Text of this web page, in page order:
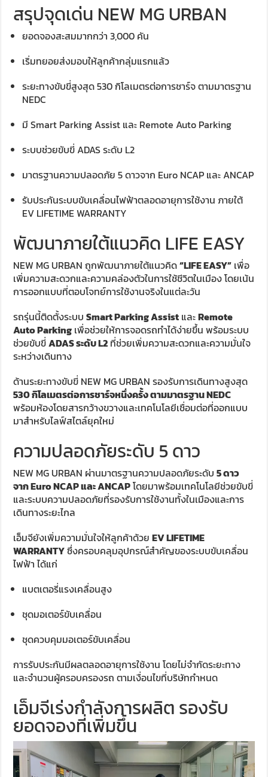
สรุปจุดเด่น NEW MG URBAN
ยอดจองสะสมมากกว่า 3,000 คัน
เริ่มทยอยส่งมอบให้ลูกค้ากลุ่มแรกแล้ว
ระยะทางขับขี่สูงสุด 530 กิโลเมตรต่อการชาร์จ ตามมาตรฐาน
NEDC
มี Smart Parking Assist และ Remote Auto Parking
ระบบช่วยขับขี่ ADAS ระดับ L2
มาตรฐานความปลอดภัย 5 ดาวจาก Euro NCAP และ ANCAP
รับประกันระบบขับเคลื่อนไฟฟ้าตลอดอายุการใช้งาน ภายใต้
EV LIFETIME WARRANTY
พัฒนาภายใต้แนวคิด LIFE EASY
NEW MG URBAN ถูกพัฒนาภายใต้แนวคิด“LIFE EASY” เพื่อ
เพิ่มความสะดวกและความคล่องตัวในการใช้ชีวิตในเมือง โดยเน้น
การออกแบบที่ตอบโจทย์การใช้งานจริงในแต่ละวัน
รถรุ่นนี้ติดตั้งระบบSmart Parking Assist และRemote
Auto Parking เพื่อช่วยให้การจอดรถทำได้ง่ายขึ้น พร้อมระบบ
ช่วยขับขี่ADAS ระดับ L2 ที่ช่วยเพิ่มความสะดวกและความมั่นใจ
ระหว่างเดินทาง
ด้านระยะทางขับขี่ NEW MG URBAN รองรับการเดินทางสูงสุด
530 กิโลเมตรต่อการชาร์จหนึ่งครั้ง ตามมาตรฐาน NEDC
พร้อมห้องโดยสารกว้างขวางและเทคโนโลยีเชื่อมต่อที่ออกแบบ
มาสำหรับไลฟ์สไตล์ยุคใหม่
ความปลอดภัยระดับ 5 ดาว
NEW MG URBAN ผ่านมาตรฐานความปลอดภัยระดับ5 ดาว
จาก Euro NCAP และ ANCAPโดยมาพร้อมเทคโนโลยีช่วยขับขี่
และระบบความปลอดภัยที่รองรับการใช้งานทั้งในเมืองและการ
เดินทางระยะไกล
เอ็มจียังเพิ่มความมั่นใจให้ลูกค้าด้วยEV LIFETIME
WARRANTYซึ่งครอบคลุมอุปกรณ์สำคัญของระบบขับเคลื่อน
ไฟฟ้า ได้แก่
แบตเตอรี่แรงเคลื่อนสูง
ชุดมอเตอร์ขับเคลื่อน
ชุดควบคุมมอเตอร์ขับเคลื่อน
การรับประกันมีผลตลอดอายุการใช้งาน โดยไม่จำกัดระยะทาง
และจำนวนผู้ครอบครองรถ ตามเงื่อนไขที่บริษัทกำหนด
เอ็มจีเร่งกำลังการผลิต รองรับ
ยอดจองที่เพิ่มขึ้น